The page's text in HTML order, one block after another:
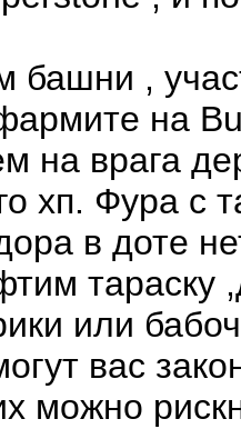
башни ,
на
на врага
хп. Фура с
в доте
тараску
или
вас
можно